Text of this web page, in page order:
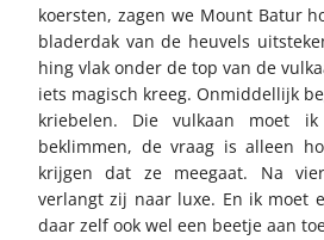
koersten, zagen we Mount Batur
bladerdak van de heuvels
hing vlak onder de top van de
iets magisch kreeg. Onmiddellijk
kriebelen. Die vulkaan moet
beklimmen, de vraag is alleen
krijgen dat ze meegaat. Na
verlangt zij naar luxe. En ik moet
daar zelf ook wel een beetje aan